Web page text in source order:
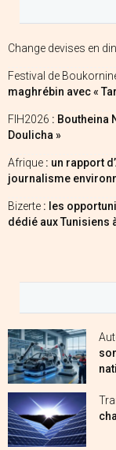
Change devises en
Festival de
maghrébin avec «
FIH2026 : Boutheina
Doulicha »
Afrique : un rapport
journalisme
Bizerte : les
dédié aux Tunisiens